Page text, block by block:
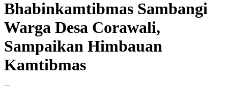
Bhabinkamtibmas Sambangi
Warga Desa Corawali,
Sampaikan Himbauan
Kamtibmas